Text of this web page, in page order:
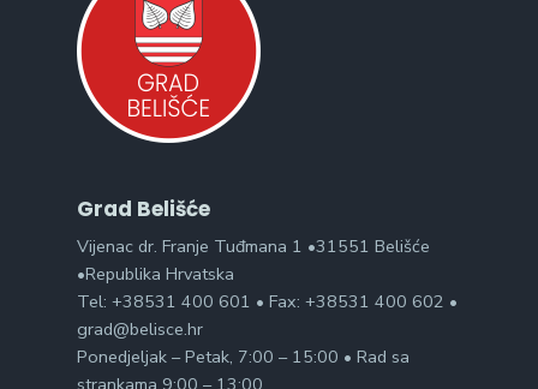
Grad Belišće
Vijenac dr. Franje Tuđmana 1 •31551 Belišće
•Republika Hrvatska
Tel: +38531 400 601 • Fax: +38531 400 602 •
grad@belisce.hr
Ponedjeljak – Petak, 7:00 – 15:00 • Rad sa